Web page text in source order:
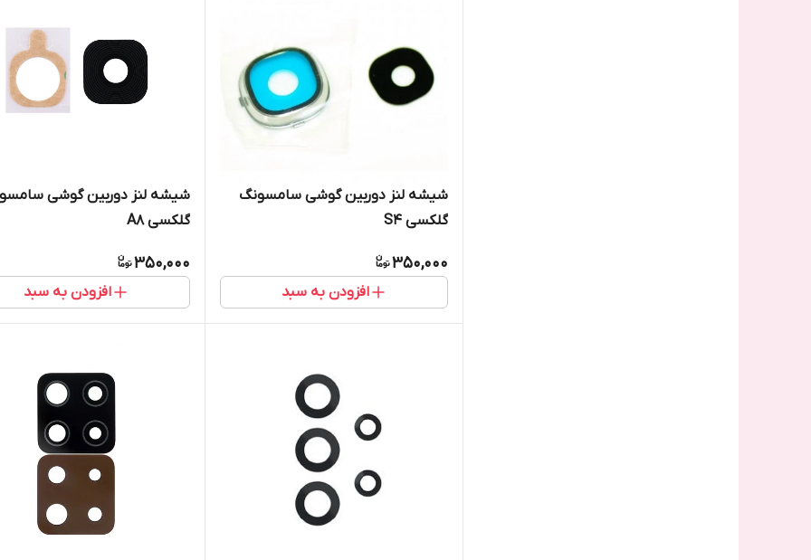
شیشه لنز دوربین گوشی سامسونگ
گلکسی S4
350,000
افزودن به سبد
شیشه لنز دوربین گوشی
گلکسی A8
350,000
افزودن به سبد